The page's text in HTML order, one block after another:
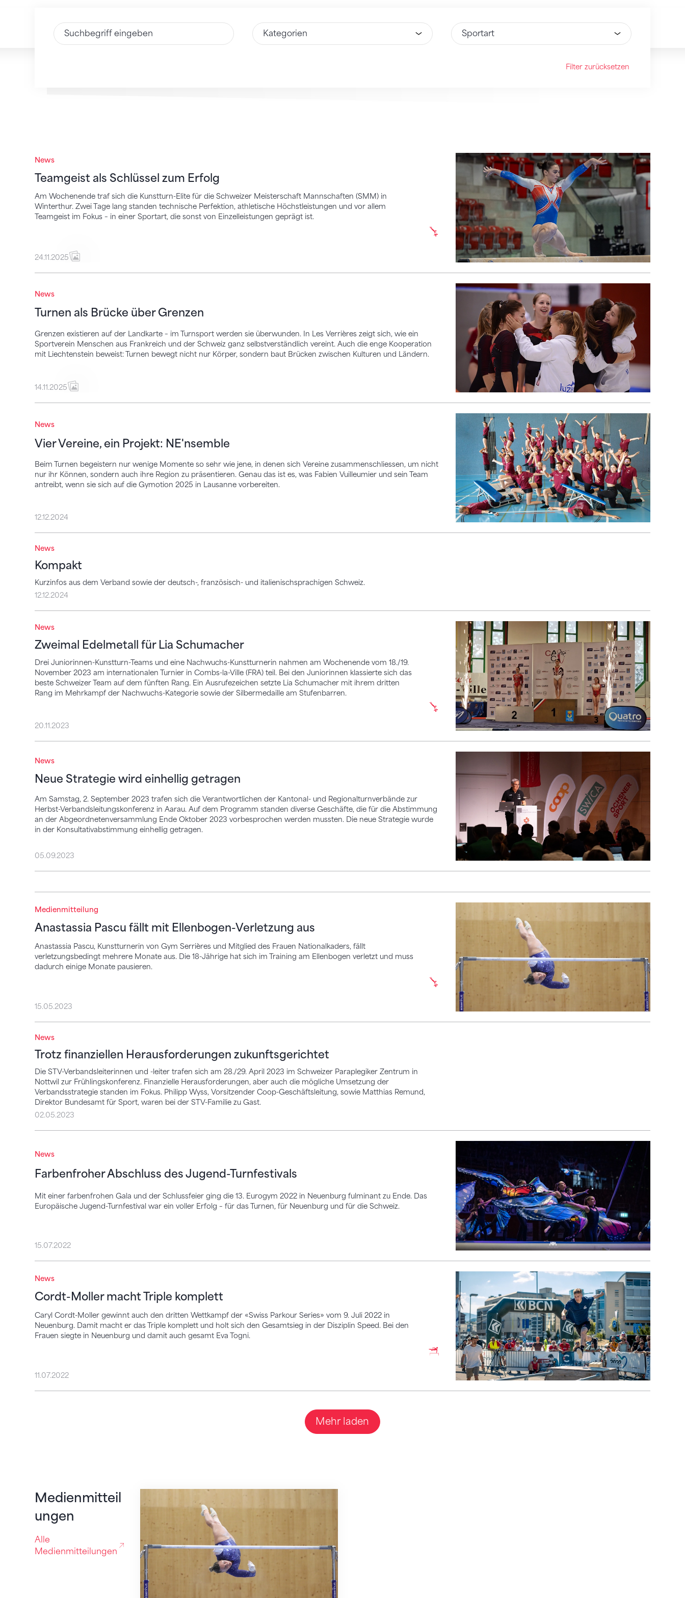
Text eingeben Wähle Option Wähle Option
Filter zurücksetzen
News
Teamgeist als Schlüssel zum Erfolg
Am Wochenende traf sich die Kunstturn-Elite für die Schweizer Meisterschaft Mannschaften (SMM) in
Winterthur. Zwei Tage lang standen technische Perfektion, athletische Höchstleistungen und vor allem
Teamgeist im Fokus – in einer Sportart, die sonst von Einzelleistungen geprägt ist.
Teamgeist als Schlüssel zum Erfolg
24.11.2025
News
Turnen als Brücke über Grenzen
Grenzen existieren auf der Landkarte – im Turnsport werden sie überwunden. In Les Verrières zeigt sich, wie ein
Sportverein Menschen aus Frankreich und der Schweiz ganz selbstverständlich vereint. Auch die enge Kooperation
mit Liechtenstein beweist: Turnen bewegt nicht nur Körper, sondern baut Brücken zwischen Kulturen und Ländern.
Turnen als Brücke über Grenzen
14.11.2025
News
Vier Vereine, ein Projekt: NE'nsemble
Beim Turnen begeistern nur wenige Momente so sehr wie jene, in denen sich Vereine zusammenschliessen, um nicht
nur ihr Können, sondern auch ihre Region zu präsentieren. Genau das ist es, was Fabien Vuilleumier und sein Team
antreibt, wenn sie sich auf die Gymotion 2025 in Lausanne vorbereiten.
Vier Vereine, ein Projekt: NE'nsemble
12.12.2024
News
Kompakt
Kurzinfos aus dem Verband sowie der deutsch-, französisch- und italienischsprachigen Schweiz.
Kompakt
12.12.2024
News
Zweimal Edelmetall für Lia Schumacher
Drei Juniorinnen-Kunstturn-Teams und eine Nachwuchs-Kunstturnerin nahmen am Wochenende vom 18./19.
November 2023 am internationalen Turnier in Combs-la-Ville (FRA) teil. Bei den Juniorinnen klassierte sich das
beste Schweizer Team auf dem fünften Rang. Ein Ausrufezeichen setzte Lia Schumacher mit ihrem dritten
Rang im Mehrkampf der Nachwuchs-Kategorie sowie der Silbermedaille am Stufenbarren.
Zweimal Edelmetall für Lia Schumacher
20.11.2023
News
Neue Strategie wird einhellig getragen
Am Samstag, 2. September 2023 trafen sich die Verantwortlichen der Kantonal- und Regionalturnverbände zur
Herbst-Verbandsleitungskonferenz in Aarau. Auf dem Programm standen diverse Geschäfte, die für die Abstimmung
an der Abgeordnetenversammlung Ende Oktober 2023 vorbesprochen werden mussten. Die neue Strategie wurde
in der Konsultativabstimmung einhellig getragen.
Neue Strategie wird einhellig getragen
05.09.2023
Medienmitteilung
Anastassia Pascu fällt mit Ellenbogen-Verletzung aus
Anastassia Pascu, Kunstturnerin von Gym Serrières und Mitglied des Frauen Nationalkaders, fällt
verletzungsbedingt mehrere Monate aus. Die 18-Jährige hat sich im Training am Ellenbogen verletzt und muss
dadurch einige Monate pausieren.
Anastassia Pascu fällt mit Ellenbogen-Verletzung aus
15.05.2023
News
Trotz finanziellen Herausforderungen zukunftsgerichtet
Die STV-Verbandsleiterinnen und -leiter trafen sich am 28./29. April 2023 im Schweizer Paraplegiker Zentrum in
Nottwil zur Frühlingskonferenz. Finanzielle Herausforderungen, aber auch die mögliche Umsetzung der
Verbandsstrategie standen im Fokus. Philipp Wyss, Vorsitzender Coop-Geschäftsleitung, sowie Matthias Remund,
Direktor Bundesamt für Sport, waren bei der STV-Familie zu Gast.
Trotz finanziellen Herausforderungen zukunftsgerichtet
02.05.2023
News
Farbenfroher Abschluss des Jugend-Turnfestivals
Mit einer farbenfrohen Gala und der Schlussfeier ging die 13. Eurogym 2022 in Neuenburg fulminant zu Ende. Das
Europäische Jugend-Turnfestival war ein voller Erfolg – für das Turnen, für Neuenburg und für die Schweiz.
15.07.2022
News
Cordt-Moller macht Triple komplett
Caryl Cordt-Moller gewinnt auch den dritten Wettkampf der «Swiss Parkour Series» vom 9. Juli 2022 in
Neuenburg. Damit macht er das Triple komplett und holt sich den Gesamtsieg in der Disziplin Speed. Bei den
Frauen siegte in Neuenburg und damit auch gesamt Eva Togni.
Cordt-Moller macht Triple komplett
11.07.2022
Mehr laden
Medienmitteil
ungen
Alle
Medienmitteilungen
Anastassia Pascu fällt mit Ellenbogen-Verletzung aus